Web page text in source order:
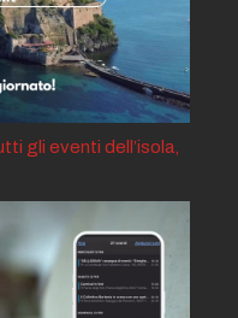
gli eventi dell’isola,